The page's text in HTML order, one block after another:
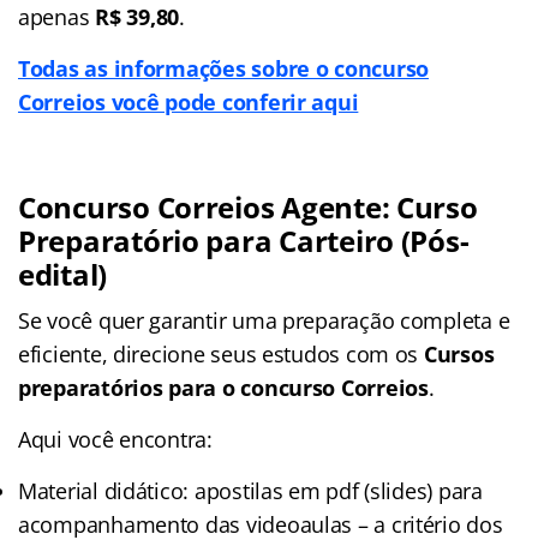
apenas R$ 39,80.
Todas as informações sobre o concurso
Correios você pode conferir aqui
Concurso Correios Agente: Curso
Preparatório para Carteiro (Pós-
edital)
Se você quer garantir uma preparação completa e
eficiente, direcione seus estudos com os Cursos
preparatórios para o concurso Correios.
Aqui você encontra:
Material didático: apostilas em pdf (slides) para
acompanhamento das videoaulas – a critério dos